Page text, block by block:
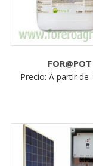
FOR@POT
Precio: A partir de